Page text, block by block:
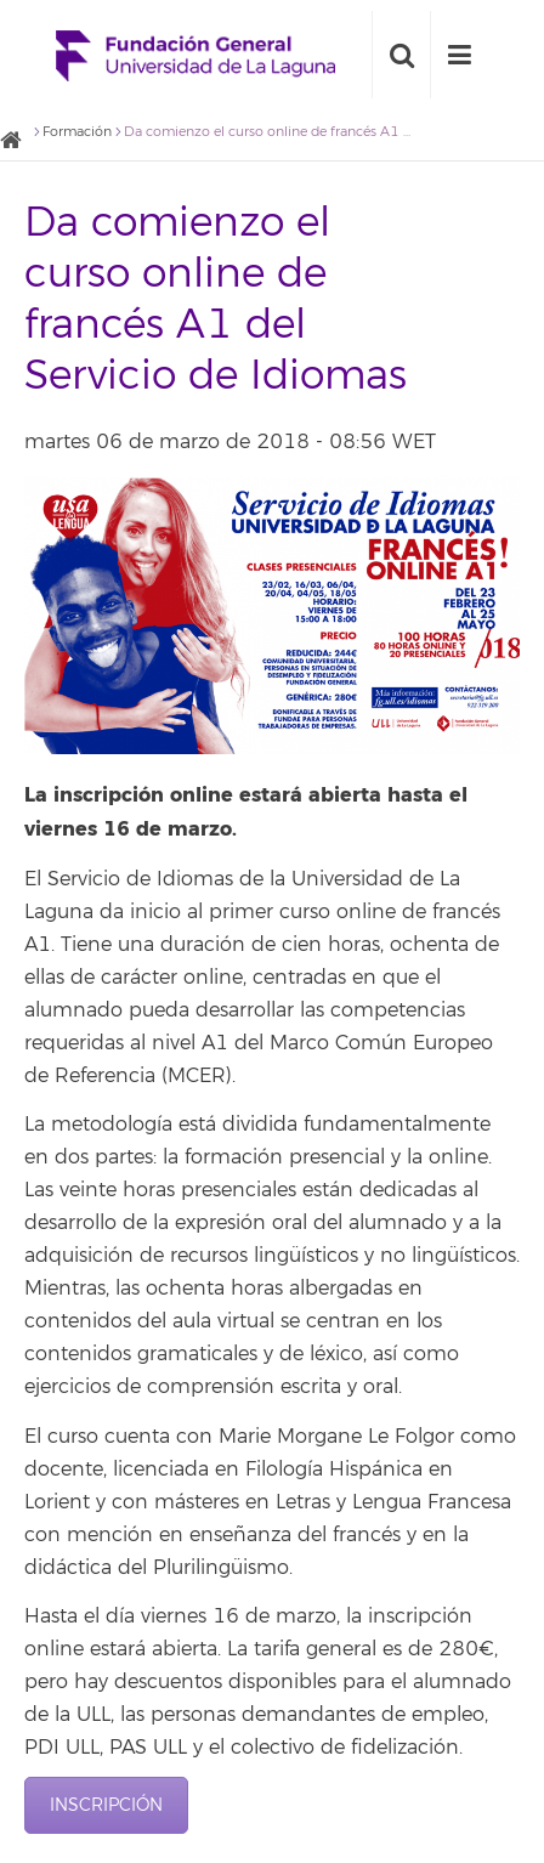
Formación Da comienzo el curso online de francés A1 del Servicio de Idiomas
Da comienzo el
curso online de
francés A1 del
Servicio de Idiomas
martes 06 de marzo de 2018 - 08:56 WET
La inscripción online estará abierta hasta el
viernes 16 de marzo.
El Servicio de Idiomas de la Universidad de La
Laguna da inicio al primer curso online de francés
A1. Tiene una duración de cien horas, ochenta de
ellas de carácter online, centradas en que el
alumnado pueda desarrollar las competencias
requeridas al nivel A1 del Marco Común Europeo
de Referencia (MCER).
La metodología está dividida fundamentalmente
en dos partes: la formación presencial y la online.
Las veinte horas presenciales están dedicadas al
desarrollo de la expresión oral del alumnado y a la
adquisición de recursos lingüísticos y no lingüísticos.
Mientras, las ochenta horas albergadas en
contenidos del aula virtual se centran en los
contenidos gramaticales y de léxico, así como
ejercicios de comprensión escrita y oral.
El curso cuenta con Marie Morgane Le Folgor como
docente, licenciada en Filología Hispánica en
Lorient y con másteres en Letras y Lengua Francesa
con mención en enseñanza del francés y en la
didáctica del Plurilingüismo.
Hasta el día viernes 16 de marzo, la inscripción
online estará abierta. La tarifa general es de 280€,
pero hay descuentos disponibles para el alumnado
de la ULL, las personas demandantes de empleo,
PDI ULL, PAS ULL y el colectivo de fidelización.
INSCRIPCIÓN